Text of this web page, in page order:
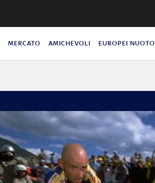
MERCATO AMICHEVOLI EUROPEI NUOTO